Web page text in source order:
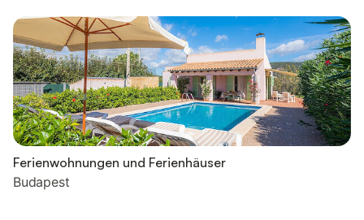
Ferienwohnungen und Ferienhäuser
Budapest